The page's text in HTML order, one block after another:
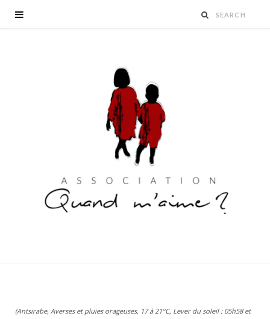
(Antsirabe, Averses et pluies orageuses, 17 à 21°C, Lever du soleil : 05h58 et